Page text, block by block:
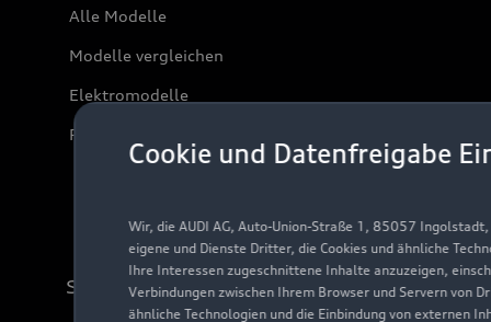
Cookie und Datenfreigabe
Wir, die AUDI AG, Auto-Union-Straße 1, 85057
eigene und Dienste Dritter, die Cookies und ähnliche
Ihre Interessen zugeschnittene Inhalte anzuzeigen,
Verbindungen zwischen Ihrem Browser und Servern von
ähnliche Technologien und die Einbindung von externen
Alle Modelle
Modelle vergleichen
Elektromodelle
Plug-in-Hybride
Support